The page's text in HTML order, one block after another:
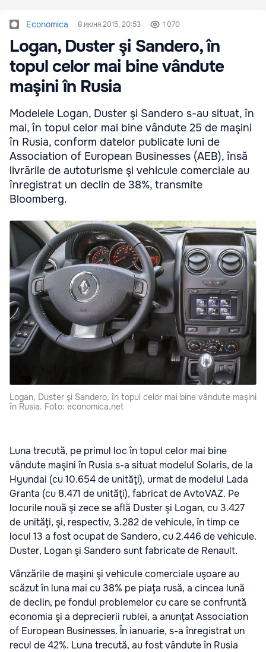
Economica 8 июня 2015, 20:53 1 070
Logan, Duster şi Sandero, în
topul celor mai bine vândute
maşini în Rusia
Modelele Logan, Duster şi Sandero s-au situat, în
mai, în topul celor mai bine vândute 25 de maşini
în Rusia, conform datelor publicate luni de
Association of European Businesses (AEB), însă
livrările de autoturisme şi vehicule comerciale au
înregistrat un declin de 38%, transmite
Bloomberg.
Logan, Duster şi Sandero, în topul celor mai bine vândute maşini
în Rusia. Foto: economica.net
Luna trecută, pe primul loc în topul celor mai bine
vândute maşini în Rusia s-a situat modelul Solaris, de la
Hyundai (cu 10.654 de unităţi), urmat de modelul Lada
Granta (cu 8.471 de unităţi), fabricat de AvtoVAZ. Pe
locurile nouă şi zece se află Duster şi Logan, cu 3.427
de unităţi, şi, respectiv, 3.282 de vehicule, în timp ce
locul 13 a fost ocupat de Sandero, cu 2.446 de vehicule.
Duster, Logan şi Sandero sunt fabricate de Renault.
Vânzările de maşini şi vehicule comerciale uşoare au
scăzut în luna mai cu 38% pe piaţa rusă, a cincea lună
de declin, pe fondul problemelor cu care se confruntă
economia şi a deprecierii rublei, a anunţat Association
of European Businesses. În ianuarie, s-a înregistrat un
recul de 42%. Luna trecută, au fost vândute în Rusia